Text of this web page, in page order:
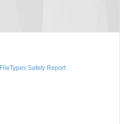
FileTypes Safety Report